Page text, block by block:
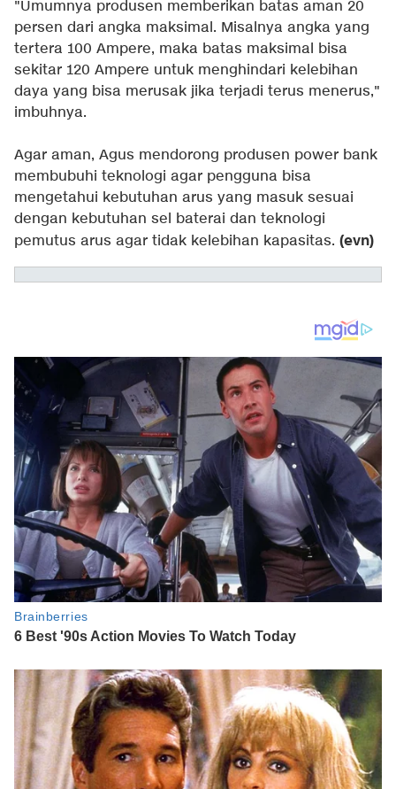
"Umumnya produsen memberikan batas aman 20
persen dari angka maksimal. Misalnya angka yang
tertera 100 Ampere, maka batas maksimal bisa
sekitar 120 Ampere untuk menghindari kelebihan
daya yang bisa merusak jika terjadi terus menerus,"
imbuhnya.
Agar aman, Agus mendorong produsen power bank
membubuhi teknologi agar pengguna bisa
mengetahui kebutuhan arus yang masuk sesuai
dengan kebutuhan sel baterai dan teknologi
pemutus arus agar tidak kelebihan kapasitas. (evn)